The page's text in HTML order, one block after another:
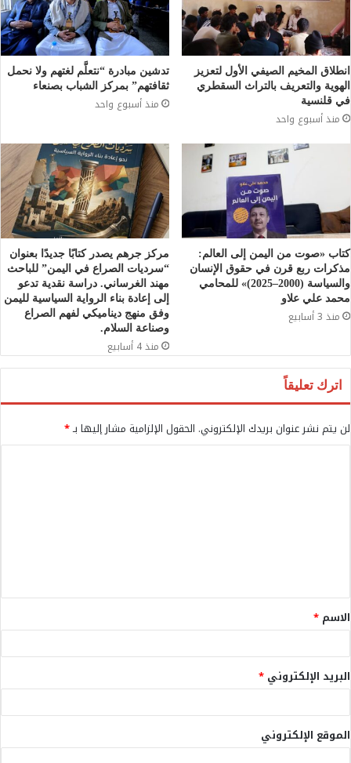
انطلاق المخيم الصيفي الأول لتعزيز
الهوية والتعريف بالتراث السقطري
في قلنسية
منذ أسبوع واحد
تدشين مبادرة “نتعلَّم لغتهم ولا نحمل
ثقافتهم” بمركز الشباب بصنعاء
منذ أسبوع واحد
كتاب «صوت من اليمن إلى العالم:
مذكرات ربع قرن في حقوق الإنسان
والسياسة (2000–2025)» للمحامي
محمد علي علاو
منذ 3 أسابيع
مركز جرهم يصدر كتابًا جديدًا بعنوان
“سرديات الصراع في اليمن” للباحث
مهند الغرساني. دراسة نقدية تدعو
إلى إعادة بناء الرواية السياسية لليمن
وفق منهج ديناميكي لفهم الصراع
وصناعة السلام.
منذ 4 أسابيع
اترك تعليقاً
لن يتم نشر عنوان بريدك الإلكتروني. الحقول الإلزامية مشار إليها بـ*
ق
*
الاسم *
البريد الإلكتروني *
الموقع الإلكتروني